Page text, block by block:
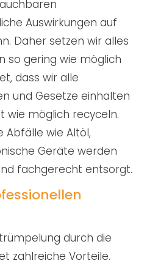
Auswirkungen auf
Daher setzen wir alles
so gering wie möglich
dass wir alle
und Gesetze einhalten
wie möglich recyceln.
Abfälle wie Altöl,
Geräte werden
fachgerecht entsorgt.
durch die
zahlreiche Vorteile.